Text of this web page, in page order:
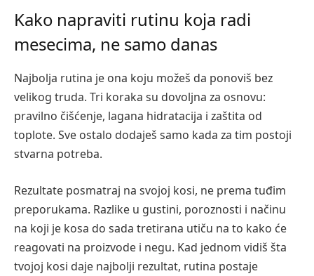
Kako napraviti rutinu koja radi
mesecima, ne samo danas
Najbolja rutina je ona koju možeš da ponoviš bez
velikog truda. Tri koraka su dovoljna za osnovu:
pravilno čišćenje, lagana hidratacija i zaštita od
toplote. Sve ostalo dodaješ samo kada za tim postoji
stvarna potreba.
Rezultate posmatraj na svojoj kosi, ne prema tuđim
preporukama. Razlike u gustini, poroznosti i načinu
na koji je kosa do sada tretirana utiču na to kako će
reagovati na proizvode i negu. Kad jednom vidiš šta
tvojoj kosi daje najbolji rezultat, rutina postaje